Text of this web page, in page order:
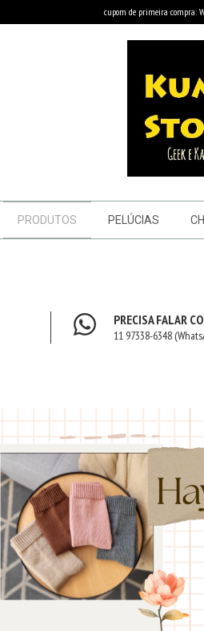
cupom de primeira compra:
PRODUTOS PELÚCIAS
PRECISA FALAR
11 97338-6348